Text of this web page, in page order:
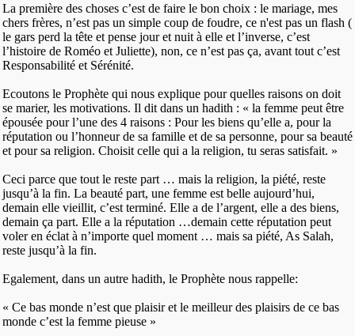
La première des choses c’est de faire le bon choix : le mariage, mes
chers frères, n’est pas un simple coup de foudre, ce n'est pas un flash (
le gars perd la tête et pense jour et nuit à elle et l’inverse, c’est
l’histoire de Roméo et Juliette), non, ce n’est pas ça, avant tout c’est
Responsabilité et Sérénité.
Ecoutons le Prophète qui nous explique pour quelles raisons on doit
se marier, les motivations. Il dit dans un hadith : « la femme peut être
épousée pour l’une des 4 raisons : Pour les biens qu’elle a, pour la
réputation ou l’honneur de sa famille et de sa personne, pour sa beauté
et pour sa religion. Choisit celle qui a la religion, tu seras satisfait. »
Ceci parce que tout le reste part … mais la religion, la piété, reste
jusqu’à la fin. La beauté part, une femme est belle aujourd’hui,
demain elle vieillit, c’est terminé. Elle a de l’argent, elle a des biens,
demain ça part. Elle a la réputation …demain cette réputation peut
voler en éclat à n’importe quel moment … mais sa piété, As Salah,
reste jusqu’à la fin.
Egalement, dans un autre hadith, le Prophète nous rappelle:
« Ce bas monde n’est que plaisir et le meilleur des plaisirs de ce bas
monde c’est la femme pieuse »